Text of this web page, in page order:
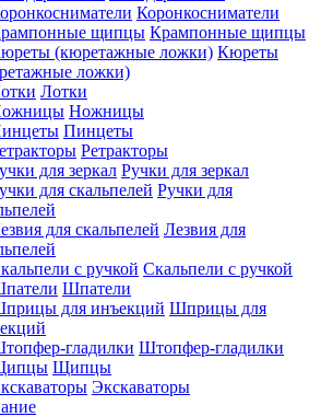
Коронкосниматели
Крампонные щипцы
Кюреты
ложки)
Лотки
Ножницы
Пинцеты
Ретракторы
Ручки для зеркал
Ручки для
Лезвия для
Скальпели с ручкой
Шпатели
Шприцы для
Штопфер-гладилки
Щипцы
Экскаваторы